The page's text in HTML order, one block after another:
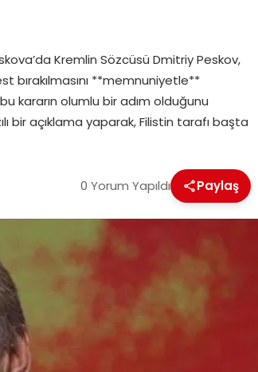
Kremlin Sözcüsü Dmitriy Peskov,
bırakılmasını **memnuniyetle**
kararın olumlu bir adım olduğunu
bir açıklama yaparak, Filistin tarafı başta
0 Yorum Yapıldı Paylaş